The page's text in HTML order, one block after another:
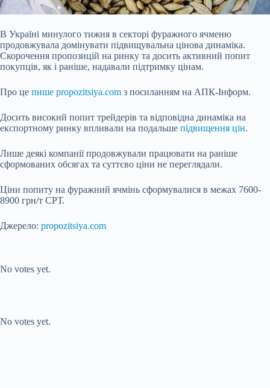
В Україні минулого тижня в секторі фуражного ячменю
продовжувала домінувати підвищувальна цінова динаміка.
Скорочення пропозицій на ринку та досить активний попит
покупців, як і раніше, надавали підтримку цінам.
Про це пише propozitsiya.com з посиланням на АПК-Інформ.
Досить високий попит трейдерів та відповідна динаміка на
експортному ринку впливали на подальше підвищення цін.
Лише деякі компанії продовжували працювати на раніше
сформованих обсягах та суттєво ціни не переглядали.
Ціни попиту на фуражний ячмінь сформувалися в межах 7600-
8900 грн/т СРТ.
Джерело: propozitsiya.com
No votes yet.
No votes yet.